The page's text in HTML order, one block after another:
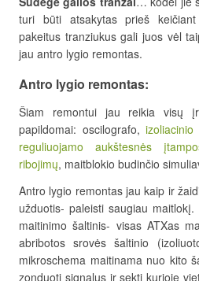
turi būti atsakytas prieš
pakeitus tranziukus gali juos vėl
jau antro lygio remontas.
Antro lygio remontas:
Šiam remontui jau reikia visų
papildomai: oscilografo, izoliacinio
reguliuojamo aukštesnės
ribojimų, maitblokio budinčio
Antro lygio remontas jau kaip ir
užduotis- paleisti saugiau
maitinimo šaltinis- visas ATXas
abribotos srovės šaltinio
mikroschema maitinama nuo kito
zonduoti signalus ir sekti kurioje